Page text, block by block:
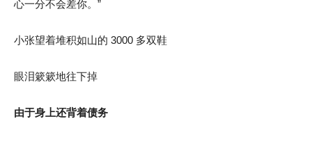
心一分不会差你。”
小张望着堆积如山的 3000 多双鞋
眼泪簌簌地往下掉
由于身上还背着债务